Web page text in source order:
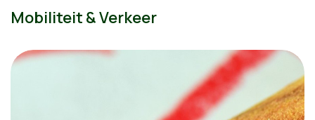
Mobiliteit & Verkeer